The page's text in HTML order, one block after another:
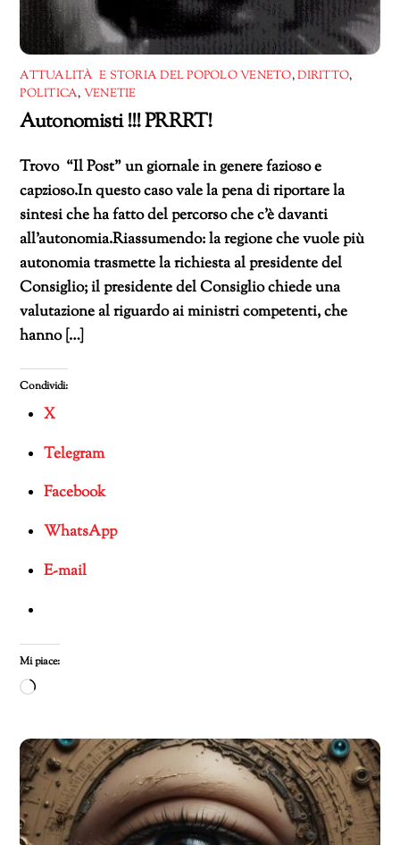
ATTUALITÀ E STORIA DEL POPOLO VENETO,DIRITTO,
POLITICA, VENETIE
Autonomisti !!! PRRRT!
Trovo “Il Post” un giornale in genere fazioso e
capzioso.In questo caso vale la pena di riportare la
sintesi che ha fatto del percorso che c’è davanti
all’autonomia.Riassumendo: la regione che vuole più
autonomia trasmette la richiesta al presidente del
Consiglio; il presidente del Consiglio chiede una
valutazione al riguardo ai ministri competenti, che
hanno […]
Condividi:
X
Telegram
Facebook
WhatsApp
E-mail
Mi piace:
Caricamento
corso…